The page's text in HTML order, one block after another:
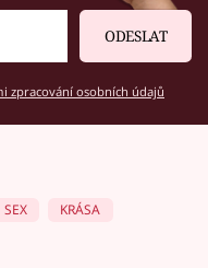
ODESLAT
zpracování osobních údajů
SEX
KRÁSA